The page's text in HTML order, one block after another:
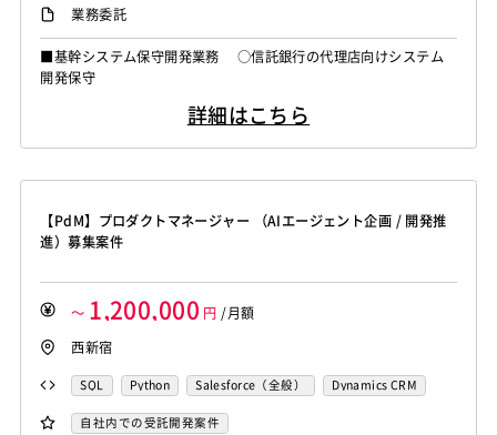
業務委託
■基幹システム保守開発業務 ○信託銀行の代理店向けシステム
開発保守
詳細はこちら
【PdM】プロダクトマネージャー （AIエージェント企画 / 開発推
進）募集案件
～ 1,200,000 円 /月額
西新宿
SQL Python Salesforce（全般） Dynamics CRM
自社内での受託開発案件